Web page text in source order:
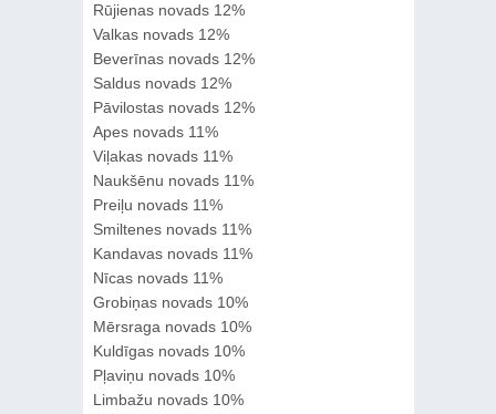
Rūjienas novads 12%
Valkas novads 12%
Beverīnas novads 12%
Saldus novads 12%
Pāvilostas novads 12%
Apes novads 11%
Viļakas novads 11%
Naukšēnu novads 11%
Preiļu novads 11%
Smiltenes novads 11%
Kandavas novads 11%
Nīcas novads 11%
Grobiņas novads 10%
Mērsraga novads 10%
Kuldīgas novads 10%
Pļaviņu novads 10%
Limbažu novads 10%